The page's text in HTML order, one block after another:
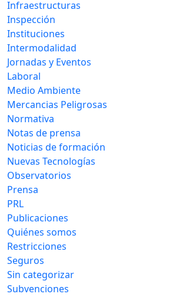
Infraestructuras
Inspección
Instituciones
Intermodalidad
Jornadas y Eventos
Laboral
Medio Ambiente
Mercancias Peligrosas
Normativa
Notas de prensa
Noticias de formación
Nuevas Tecnologías
Observatorios
Prensa
PRL
Publicaciones
Quiénes somos
Restricciones
Seguros
Sin categorizar
Subvenciones